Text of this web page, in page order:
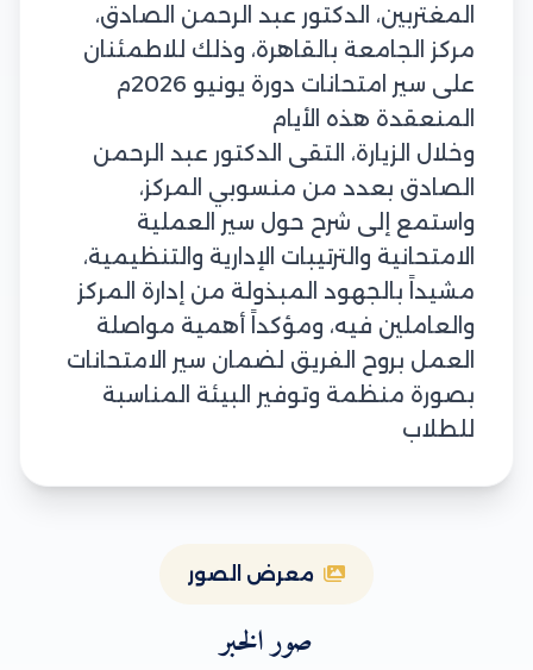
المغتربين، الدكتور عبد الرحمن الصادق،
مركز الجامعة بالقاهرة، وذلك للاطمئنان
على سير امتحانات دورة يونيو 2026م
المنعقدة هذه الأيام
وخلال الزيارة، التقى الدكتور عبد الرحمن
الصادق بعدد من منسوبي المركز،
واستمع إلى شرح حول سير العملية
الامتحانية والترتيبات الإدارية والتنظيمية،
مشيداً بالجهود المبذولة من إدارة المركز
والعاملين فيه، ومؤكداً أهمية مواصلة
العمل بروح الفريق لضمان سير الامتحانات
بصورة منظمة وتوفير البيئة المناسبة
للطلاب
معرض الصور
صور الخبر